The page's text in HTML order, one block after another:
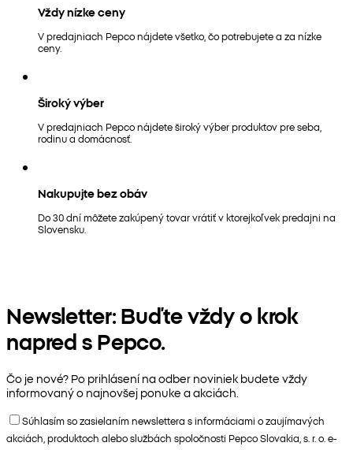
Vždy nízke ceny
V predajniach Pepco nájdete všetko, čo potrebujete a za nízke
ceny.
Široký výber
V predajniach Pepco nájdete široký výber produktov pre seba,
rodinu a domácnosť.
Nakupujte bez obáv
Do 30 dní môžete zakúpený tovar vrátiť v ktorejkoľvek predajni na
Slovensku.
Newsletter: Buďte vždy o krok
napred s Pepco.
Čo je nové? Po prihlásení na odber noviniek budete vždy
informovaný o najnovšej ponuke a akciách.
Súhlasím so zasielaním newslettera s informáciami o zaujímavých
akciách, produktoch alebo službách spoločnosti Pepco Slovakia, s. r. o. e-